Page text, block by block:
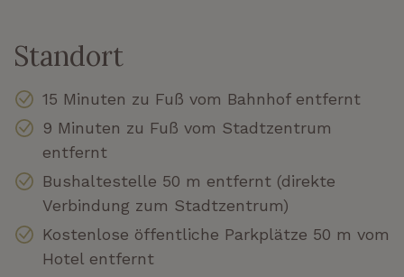
Standort
15 Minuten zu Fuß vom Bahnhof entfernt
9 Minuten zu Fuß vom Stadtzentrum
entfernt
Bushaltestelle 50 m entfernt (direkte
Verbindung zum Stadtzentrum)
Kostenlose öffentliche Parkplätze 50 m vom
Hotel entfernt